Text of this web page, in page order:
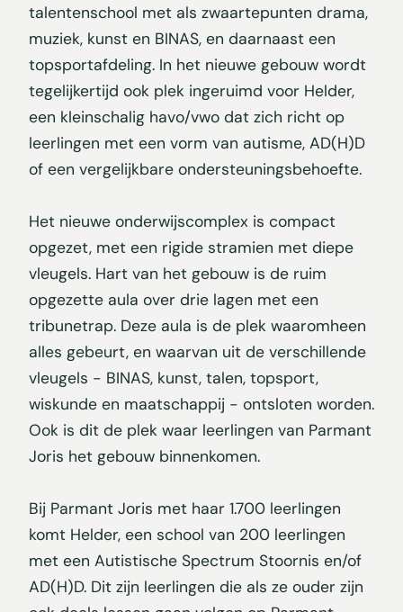
talentenschool met als zwaartepunten drama,
muziek, kunst en BINAS, en daarnaast een
topsportafdeling. In het nieuwe gebouw wordt
tegelijkertijd ook plek ingeruimd voor Helder,
een kleinschalig havo/vwo dat zich richt op
leerlingen met een vorm van autisme, AD(H)D
of een vergelijkbare ondersteuningsbehoefte.
Het nieuwe onderwijscomplex is compact
opgezet, met een rigide stramien met diepe
vleugels. Hart van het gebouw is de ruim
opgezette aula over drie lagen met een
tribunetrap. Deze aula is de plek waaromheen
alles gebeurt, en waarvan uit de verschillende
vleugels - BINAS, kunst, talen, topsport,
wiskunde en maatschappij - ontsloten worden.
Ook is dit de plek waar leerlingen van Parmant
Joris het gebouw binnenkomen.
Bij Parmant Joris met haar 1.700 leerlingen
komt Helder, een school van 200 leerlingen
met een Autistische Spectrum Stoornis en/of
AD(H)D. Dit zijn leerlingen die als ze ouder zijn